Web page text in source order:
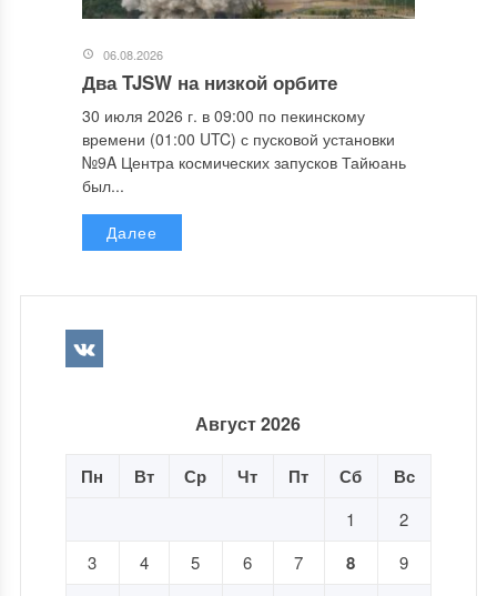
06.08.2026
Два TJSW на низкой орбите
30 июля 2026 г. в 09:00 по пекинскому
времени (01:00 UTC) с пусковой установки
№9A Центра космических запусков Тайюань
был...
Далее
Август 2026
Пн Вт Ср Чт Пт Сб Вс
1
2
3
4 5 6 7 8
9